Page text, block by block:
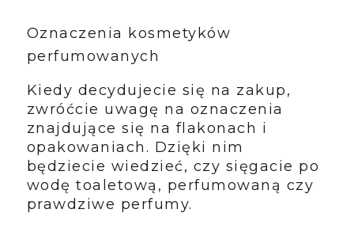
Oznaczenia kosmetyków
perfumowanych
Kiedy decydujecie się na zakup,
zwróćcie uwagę na oznaczenia
znajdujące się na flakonach i
opakowaniach. Dzięki nim
będziecie wiedzieć, czy sięgacie po
wodę toaletową, perfumowaną czy
prawdziwe perfumy.